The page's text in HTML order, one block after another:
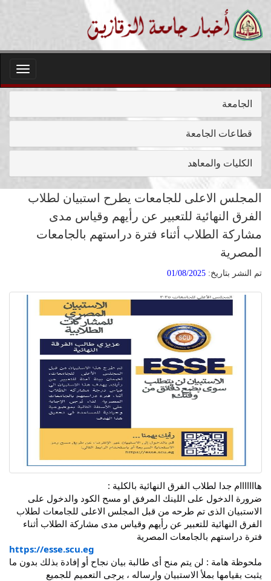
Toggle
الجامعة
قطاعات الجامعة
الكليات والمعاهد
المجلس الاعلى للجامعات يطرح استبيان لطلاب
الفرق النهائية للتعبير عن رأيهم وقياس مدى
مشاركة الطلاب أثناء فترة دراستهم بالجامعات
المصرية
تم النشر بتاريخ: 01/08/2025
هااااااام جدا لطلاب الفرق النهائية بالكلية :
ضرورة الدخول على اللينك المرفق او مسح الكود والدخول على
الاستبيان الذى تم طرحه من قبل المجلس الاعلى للجامعات لطلاب
الفرق النهائية للتعبير عن رأيهم وقياس مدى مشاركة الطلاب أثناء
فترة دراستهم بالجامعات المصرية
https://esse.scu.eg
ملحوظة هامة : لن يتم منح أى طالبة بيان نجاح أو إفادة بذلك بدون ما
يثبت بقيامها بملأ الاستبيان وارساله ، يرجى التعميم للجميع